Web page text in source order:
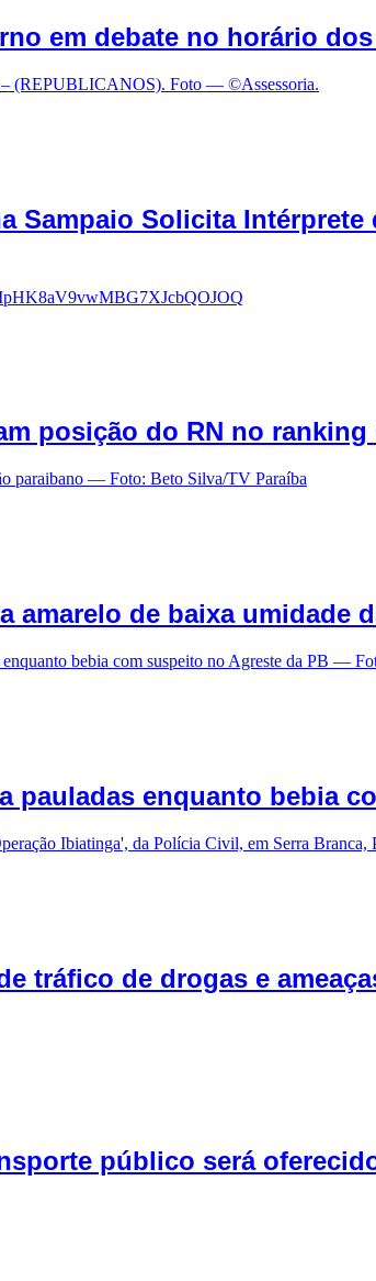
em debate no horário
Sampaio Solicita
posição do RN no ranking
amarelo de baixa umidade
pauladas enquanto bebia
tráfico de drogas e
público será